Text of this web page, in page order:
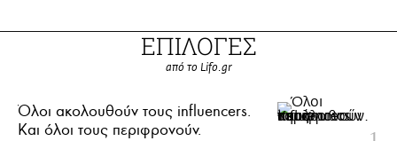
ΕΠΙΛΟΓΕΣ
από το Lifo.gr
Όλοι ακολουθούν τους influencers.
Και όλοι τους περιφρονούν.